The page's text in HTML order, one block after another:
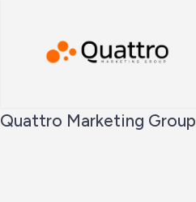
Quattro Marketing Group